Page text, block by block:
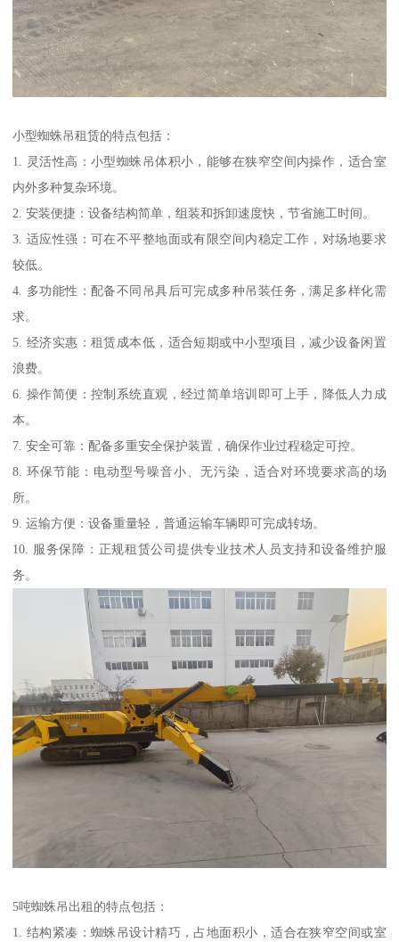
小型蜘蛛吊租赁的特点包括：
1. 灵活性高：小型蜘蛛吊体积小，能够在狭窄空间内操作，适合室
内外多种复杂环境。
2. 安装便捷：设备结构简单，组装和拆卸速度快，节省施工时间。
3. 适应性强：可在不平整地面或有限空间内稳定工作，对场地要求
较低。
4. 多功能性：配备不同吊具后可完成多种吊装任务，满足多样化需
求。
5. 经济实惠：租赁成本低，适合短期或中小型项目，减少设备闲置
浪费。
6. 操作简便：控制系统直观，经过简单培训即可上手，降低人力成
本。
7. 安全可靠：配备多重安全保护装置，确保作业过程稳定可控。
8. 环保节能：电动型号噪音小、无污染，适合对环境要求高的场
所。
9. 运输方便：设备重量轻，普通运输车辆即可完成转场。
10. 服务保障：正规租赁公司提供专业技术人员支持和设备维护服
务。
5吨蜘蛛吊出租的特点包括：
1. 结构紧凑：蜘蛛吊设计精巧，占地面积小，适合在狭窄空间或室